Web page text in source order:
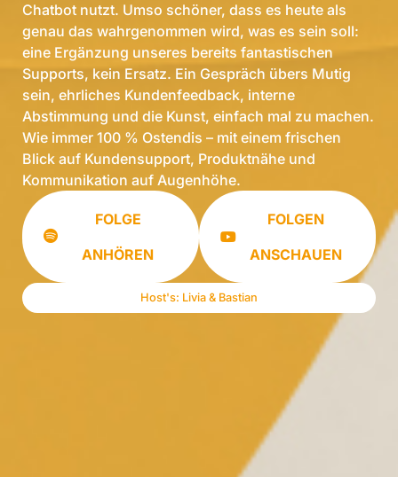
Chatbot nutzt. Umso schöner, dass es heute als
genau das wahrgenommen wird, was es sein soll:
eine Ergänzung unseres bereits fantastischen
Supports, kein Ersatz. Ein Gespräch übers Mutig
sein, ehrliches Kundenfeedback, interne
Abstimmung und die Kunst, einfach mal zu machen.
Wie immer 100 % Ostendis – mit einem frischen
Blick auf Kundensupport, Produktnähe und
Kommunikation auf Augenhöhe.
FOLGE
ANHÖREN
FOLGEN
ANSCHAUEN
Host's: Livia & Bastian